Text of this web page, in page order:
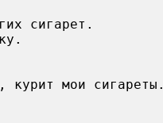
сигарет.
курит мои сигареты.